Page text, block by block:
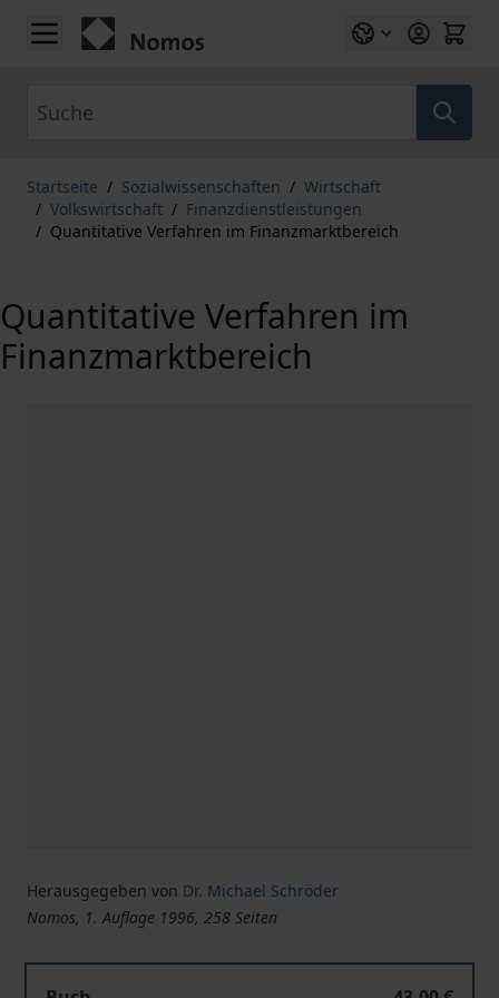
Zum Inhalt springen
Startseite / Sozialwissenschaften / Wirtschaft
/ Volkswirtschaft / Finanzdienstleistungen
/ Quantitative Verfahren im Finanzmarktbereich
Quantitative Verfahren im
Finanzmarktbereich
Herausgegeben von Dr. Michael Schröder
Nomos, 1. Auflage 1996, 258 Seiten